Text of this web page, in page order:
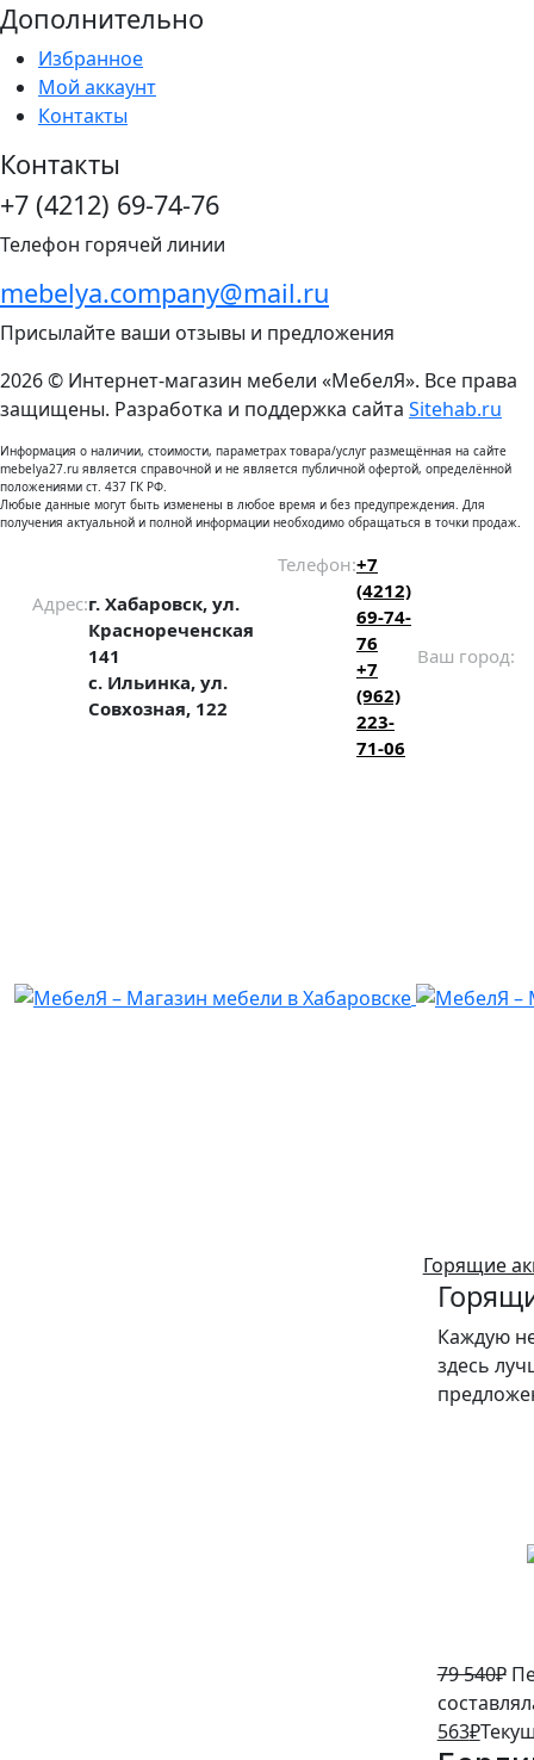
Дополнительно
Избранное
Мой аккаунт
Контакты
Контакты
+7 (4212) 69-74-76
Телефон горячей линии
mebelya.company@mail.ru
Присылайте ваши отзывы и предложения
2026 © Интернет-магазин мебели «МебелЯ». Все права
защищены. Разработка и поддержка сайта Sitehab.ru
Информация о наличии, стоимости, параметрах товара/услуг размещённая на сайте
mebelya27.ru является справочной и не является публичной офертой, определённой
положениями ст. 437 ГК РФ.
Любые данные могут быть изменены в любое время и без предупреждения. Для
получения актуальной и полной информации необходимо обращаться в точки продаж.
Адрес:г. Хабаровск, ул.
Краснореченская
141
с. Ильинка, ул.
Совхозная, 122
Телефон:+7
(4212)
69-74-
76
+7
(962)
223-
71-06
Ваш город:
Горящие
Каждую
здесь
79 540₽
563₽